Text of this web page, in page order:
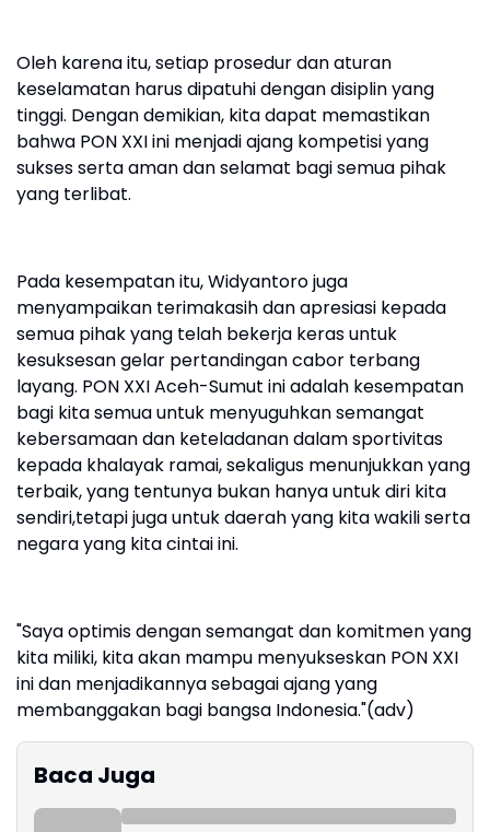
Oleh karena itu, setiap prosedur dan aturan
keselamatan harus dipatuhi dengan disiplin yang
tinggi. Dengan demikian, kita dapat memastikan
bahwa PON XXI ini menjadi ajang kompetisi yang
sukses serta aman dan selamat bagi semua pihak
yang terlibat.
Pada kesempatan itu, Widyantoro juga
menyampaikan terimakasih dan apresiasi kepada
semua pihak yang telah bekerja keras untuk
kesuksesan gelar pertandingan cabor terbang
layang. PON XXI Aceh-Sumut ini adalah kesempatan
bagi kita semua untuk menyuguhkan semangat
kebersamaan dan keteladanan dalam sportivitas
kepada khalayak ramai, sekaligus menunjukkan yang
terbaik, yang tentunya bukan hanya untuk diri kita
sendiri,tetapi juga untuk daerah yang kita wakili serta
negara yang kita cintai ini.
"Saya optimis dengan semangat dan komitmen yang
kita miliki, kita akan mampu menyukseskan PON XXI
ini dan menjadikannya sebagai ajang yang
membanggakan bagi bangsa Indonesia."(adv)
Baca Juga